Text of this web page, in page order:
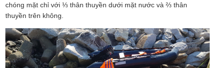
chóng mặt chỉ với ⅓ thân thuyền dưới mặt nước và ⅔ thân
thuyền trên không.